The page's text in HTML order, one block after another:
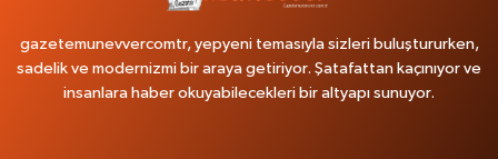
gazetemunevvercomtr, yepyeni temasıyla sizleri buluştururken,
sadelik ve modernizmi bir araya getiriyor. Şatafattan kaçınıyor ve
insanlara haber okuyabilecekleri bir altyapı sunuyor.